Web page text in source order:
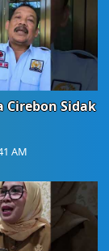
Cirebon Sidak
AM